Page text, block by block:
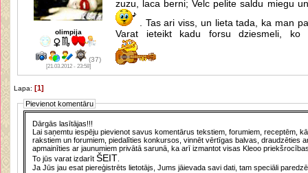
olimpija
(37)
[21.03.2012 - 23:58]
zuzu, laca berni; Velc pelite saldu miegu
. Tas ari viss, un lieta tada, ka man
Varat ieteikt kadu forsu dziesmeli, ko
Lapa: [1]
Pievienot komentāru
Dārgās lasītājas!!!
Lai saņemtu iespēju pievienot savus komentārus tekstiem, forumiem, receptēm,
rakstiem un forumiem, piedalīties konkursos, vinnēt vērtīgas balvas, draudzēties
apmainīties ar jaunumiem privātā sarunā, ka arī izmantot visas Kleoo
To jūs varat izdarītŠEIT
Ja Jūs jau esat piereģistrēts lietotājs, Jums jāievada savi dati, tam speciāli